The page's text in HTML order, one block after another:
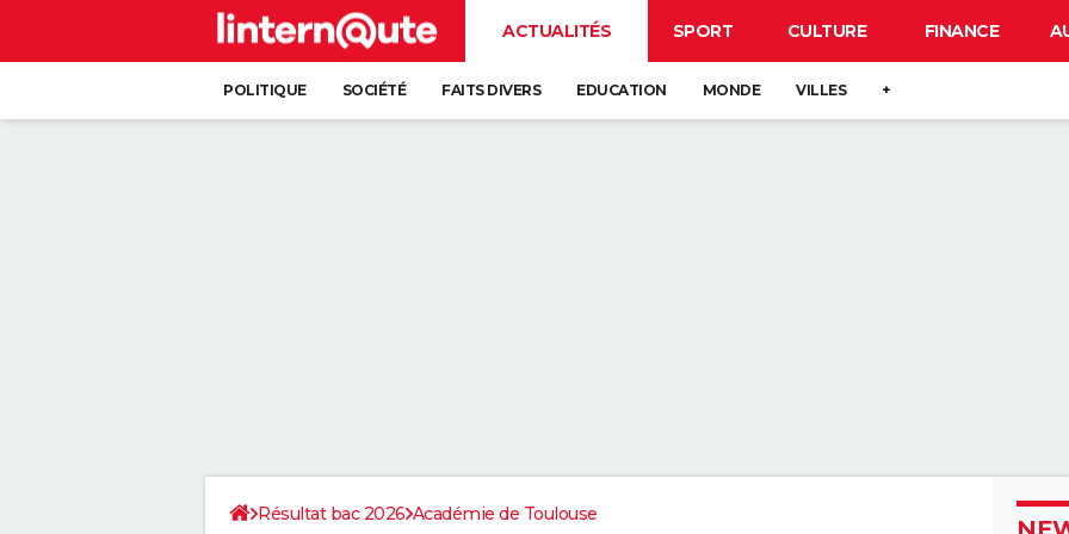
ACTUALITÉS SPORT CULTURE FINANCE
POLITIQUE SOCIÉTÉ FAITS DIVERS EDUCATION MONDE VILLES +
Résultat bac 2026 Académie de Toulouse